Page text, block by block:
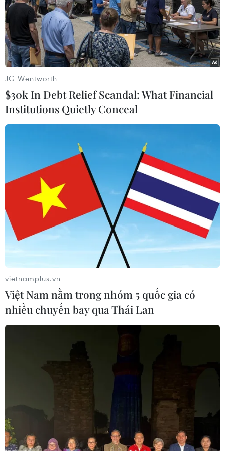
sát, 12 người thương vong
24/12/2016 11:11
Giới chức Afghanistan cho biết ngày 24/12 đã xảy ra
hai vụ tấn công riêng rẽ ở nước này, làm bảy nhân viên
cảnh sát thiệt mạng và năm người bị thương.
Cảnh sát Afghanistan tiêu diệt một chỉ
huy cấp cao của Taliban
26/12/2016 09:10
Bộ Nội vụ Afghanistan cho biết một chỉ huy phiến quân
JG Wentworth
$30k In Debt Relief Scandal: What Financial
Institutions Quietly Conceal
vietnamplus.vn
Việt Nam nằm trong nhóm 5 quốc gia có
nhiều chuyến bay qua Thái Lan